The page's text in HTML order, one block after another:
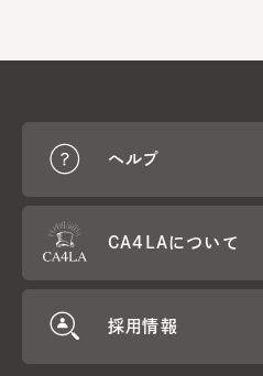
ヘルプ
CA4LAについて
採用情報